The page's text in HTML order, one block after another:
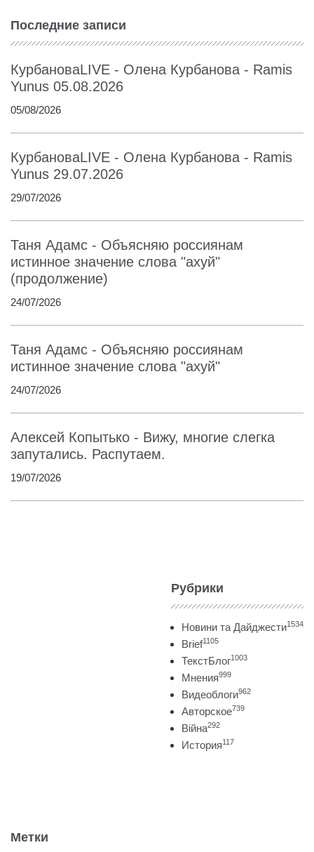
Последние записи
КурбановаLIVE - Олена Курбанова - Ramis
Yunus 05.08.2026
05/08/2026
КурбановаLIVE - Олена Курбанова - Ramis
Yunus 29.07.2026
29/07/2026
Таня Адамс - Объясняю россиянам
истинное значение слова "ахуй"
(продолжение)
24/07/2026
Таня Адамс - Объясняю россиянам
истинное значение слова "ахуй"
24/07/2026
Алексей Копытько - Вижу, многие слегка
запутались. Распутаем.
19/07/2026
Рубрики
Новини та Дайджести1534
Brief1105
ТекстБлог1003
Мнения999
Видеоблоги962
Авторское739
Війна292
История117
Метки